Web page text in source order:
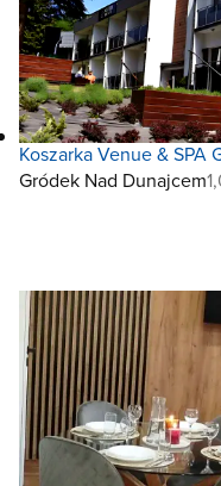
Koszarka Venue & SPA
Gródek Nad Dunajcem